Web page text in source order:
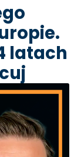
latach